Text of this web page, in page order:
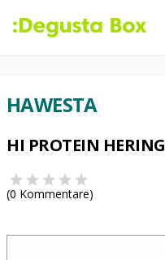
HAWESTA
HI PROTEIN HERING
(0 Kommentare)